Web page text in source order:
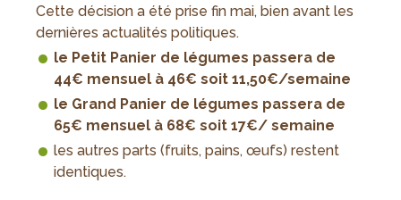
Cette décision a été prise fin mai, bien avant les
dernières actualités politiques.
le Petit Panier de légumes passera de
44€ mensuel à 46€ soit 11,50€/semaine
le Grand Panier de légumes passera de
65€ mensuel à 68€ soit 17€/ semaine
les autres parts (fruits, pains, œufs) restent
identiques.